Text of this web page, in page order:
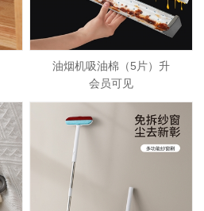
油烟机吸油棉（5片）升
会员可见